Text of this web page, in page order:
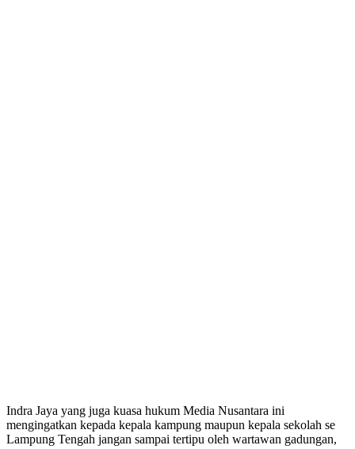
Indra Jaya yang juga kuasa hukum Media Nusantara ini
mengingatkan kepada kepala kampung maupun kepala sekolah se
Lampung Tengah jangan sampai tertipu oleh wartawan gadungan,